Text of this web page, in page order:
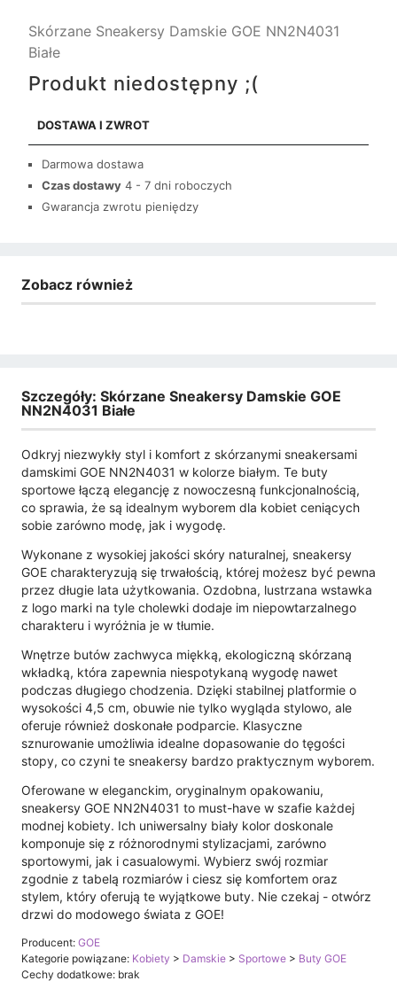
Skórzane Sneakersy Damskie GOE NN2N4031
Białe
Produkt niedostępny ;(
DOSTAWA I ZWROT
Darmowa dostawa
Czas dostawy 4 - 7 dni roboczych
Gwarancja zwrotu pieniędzy
Zobacz również
Szczegóły: Skórzane Sneakersy Damskie GOE
NN2N4031 Białe
Odkryj niezwykły styl i komfort z skórzanymi sneakersami
damskimi GOE NN2N4031 w kolorze białym. Te buty
sportowe łączą elegancję z nowoczesną funkcjonalnością,
co sprawia, że są idealnym wyborem dla kobiet ceniących
sobie zarówno modę, jak i wygodę.
Wykonane z wysokiej jakości skóry naturalnej, sneakersy
GOE charakteryzują się trwałością, której możesz być pewna
przez długie lata użytkowania. Ozdobna, lustrzana wstawka
z logo marki na tyle cholewki dodaje im niepowtarzalnego
charakteru i wyróżnia je w tłumie.
Wnętrze butów zachwyca miękką, ekologiczną skórzaną
wkładką, która zapewnia niespotykaną wygodę nawet
podczas długiego chodzenia. Dzięki stabilnej platformie o
wysokości 4,5 cm, obuwie nie tylko wygląda stylowo, ale
oferuje również doskonałe podparcie. Klasyczne
sznurowanie umożliwia idealne dopasowanie do tęgości
stopy, co czyni te sneakersy bardzo praktycznym wyborem.
Oferowane w eleganckim, oryginalnym opakowaniu,
sneakersy GOE NN2N4031 to must-have w szafie każdej
modnej kobiety. Ich uniwersalny biały kolor doskonale
komponuje się z różnorodnymi stylizacjami, zarówno
sportowymi, jak i casualowymi. Wybierz swój rozmiar
zgodnie z tabelą rozmiarów i ciesz się komfortem oraz
stylem, który oferują te wyjątkowe buty. Nie czekaj - otwórz
drzwi do modowego świata z GOE!
Producent: GOE
Kategorie powiązane: Kobiety > Damskie > Sportowe > Buty GOE
Cechy dodatkowe: brak